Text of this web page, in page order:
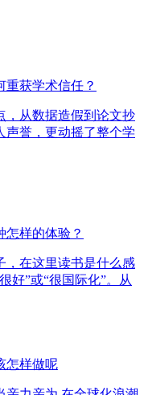
重获学术信任？
，从数据造假到论文抄
声誉，更动摇了整个学
怎样的体验？
，在这里读书是什么感
好”或“很国际化”。从
怎样做呢